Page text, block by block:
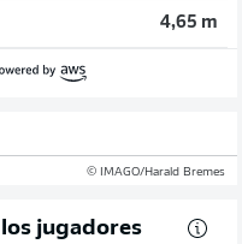
4,65 m
© IMAGO/Harald Bremes
jugadores